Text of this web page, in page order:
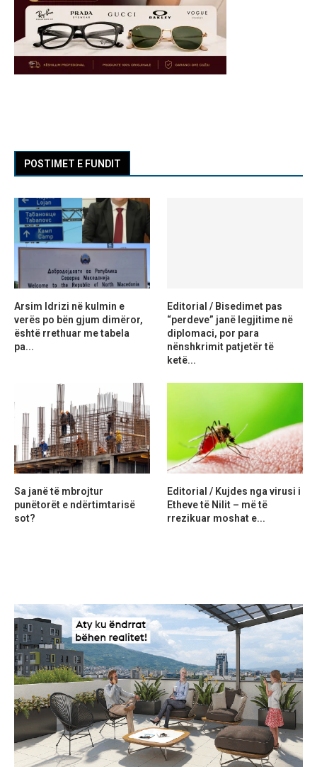
POSTIMET E FUNDIT
Arsim Idrizi në kulmin e
verës po bën gjum dimëror,
është rrethuar me tabela
pa...
Editorial / Bisedimet pas
“perdeve” janë legjitime në
diplomaci, por para
nënshkrimit patjetër të
ketë...
Sa janë të mbrojtur
punëtorët e ndërtimtarisë
sot?
Editorial / Kujdes nga virusi i
Etheve të Nilit – më të
rrezikuar moshat e...